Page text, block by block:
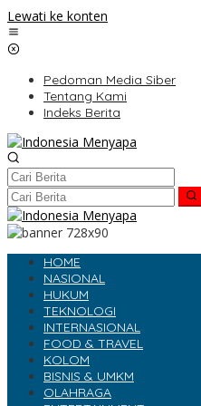
Lewati ke konten
Pedoman Media Siber
Tentang Kami
Indeks Berita
HOME
NASIONAL
HUKUM
TEKNOLOGI
INTERNASIONAL
FOOD & TRAVEL
KOLOM
BISNIS & UMKM
OLAHRAGA